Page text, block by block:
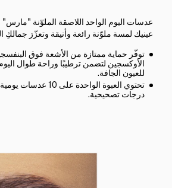
عدسات اليوم الواحد اللاصقة الملوّنة
عينيك لمسة ملوّنة رائعة وأنيقة وتعزّز جمالكِ
توفّر حماية ممتازة من الأشعة فوق
الأوكسجين لتضمن ترطيبًا وراحة طوال
للعيون الجافة.
تحتوي العبوة الواحدة
درجات تصحيحية.